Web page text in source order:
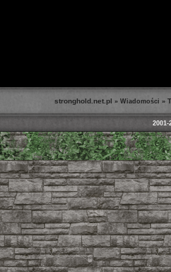
stronghold.net.pl » Wiadomości »